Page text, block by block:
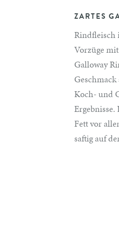
ZARTES
Rindfleisch
Vorzüge
Galloway
Koch- und
Fett vor
saftig auf